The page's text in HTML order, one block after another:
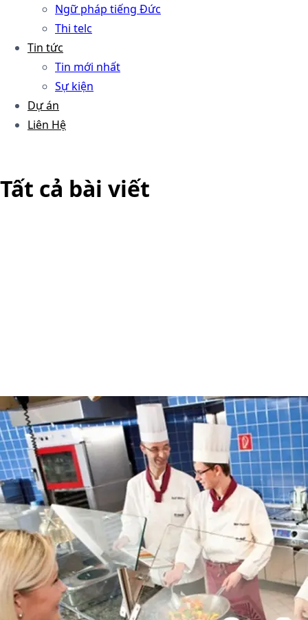
Ngữ pháp tiếng Đức
Thi telc
Tin tức
Tin mới nhất
Sự kiện
Dự án
Liên Hệ
Tất cả bài viết